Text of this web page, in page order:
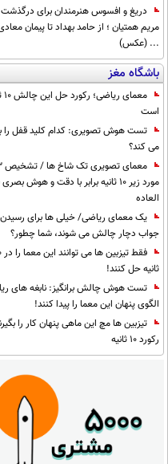
دریغ و افسوس هنرمندان برای درگذشت
مریم همتیان ؛ از حامد بهداد تا پیمان
... (عکس)
باشگاه مغز
است
تست هوش تصویری: کدام کلید قفل را
می کند؟
معمای
مورد زیر 10 ثانیه برابر با دقت و هوش
العاده
یک معمای ریاضی/ خیلی ها برای
جواب دچار چالش می شوند، شما چطور؟
فقط
ثانیه حل کنند!
تست هوش چالش برانگیز: نابغه های
الگوی پنهان این معما را پیدا کنند!
تیزبین ها مچ این ماهی پنهان کار را
رکورد 10 ثانیه